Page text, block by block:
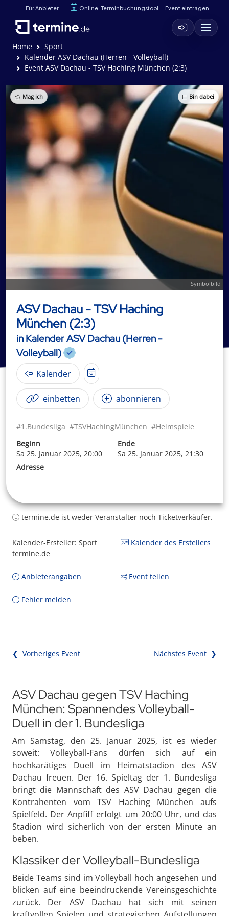
Für Anbieter Online-Terminbuchungstool Event eintragen
Home
Sport
Kalender ASV Dachau (Herren - Volleyball)
Event ASV Dachau - TSV Haching München (2:3)
Mag ich Bin dabei
Symbolbild
ASV Dachau - TSV Haching
München (2:3)
in Kalender ASV Dachau (Herren -
Volleyball)
Kalender
einbetten abonnieren
#1.Bundesliga #TSVHachingMünchen #Heimspiele
Beginn
Sa 25. Januar 2025, 20:00
Ende
Sa 25. Januar 2025, 21:30
Adresse
termine.de ist weder Veranstalter noch Ticketverkäufer.
Kalender-Ersteller: Sport
termine.de
Kalender des Erstellers
Anbieterangaben Event teilen
Fehler melden
❮ Vorheriges Event Nächstes Event ❯
ASV Dachau gegen TSV Haching
München: Spannendes Volleyball-
Duell in der 1. Bundesliga
Am Samstag, den 25. Januar 2025, ist es wieder
soweit: Volleyball-Fans dürfen sich auf ein
hochkarätiges Duell im Heimatstadion des ASV
Dachau freuen. Der 16. Spieltag der 1. Bundesliga
bringt die Mannschaft des ASV Dachau gegen die
Kontrahenten vom TSV Haching München aufs
Spielfeld. Der Anpfiff erfolgt um 20:00 Uhr, und das
Stadion wird sicherlich von der ersten Minute an
beben.
Klassiker der Volleyball-Bundesliga
Beide Teams sind im Volleyball hoch angesehen und
blicken auf eine beeindruckende Vereinsgeschichte
zurück. Der ASV Dachau hat sich mit seinen